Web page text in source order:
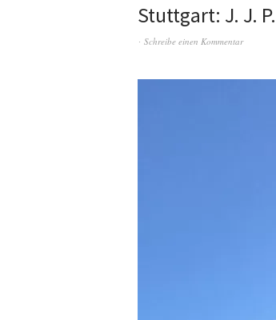
Stuttgart: J. J.
Schreibe einen Kommentar